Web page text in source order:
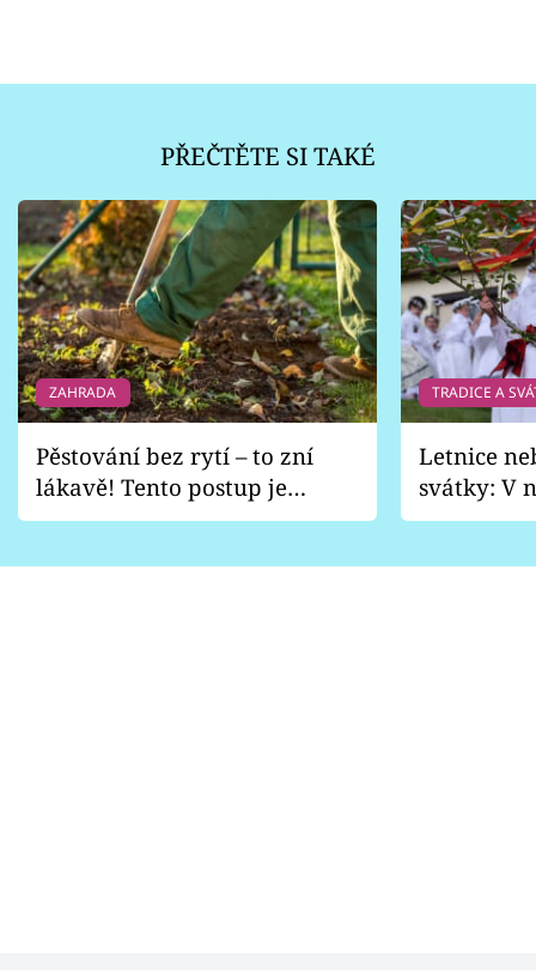
PŘEČTĚTE SI TAKÉ
ZAHRADA
Pěstování bez rytí – to zní
lákavě! Tento postup je
vhodný jen pro některé
TRADICE A
Letnice
svátky: V
pondělí